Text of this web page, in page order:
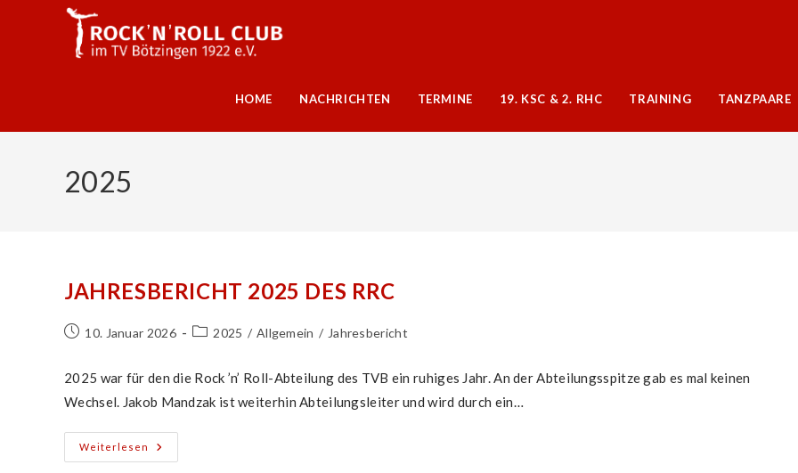
HOME NACHRICHTEN TERMINE 19. KSC & 2. RHC TRAINING TANZPAARE
2025
JAHRESBERICHT 2025 DES RRC
Beitrag10. Januar 2026
Beitrags-
2025 / Allgemein / Jahresbericht
2025 war für den die Rock ’n’ Roll-Abteilung des TVB ein ruhiges Jahr. An der Abteilungsspitze gab es mal keinen
Wechsel. Jakob Mandzak ist weiterhin Abteilungsleiter und wird durch ein…
Weiterlesen
Jahresbericht
2025